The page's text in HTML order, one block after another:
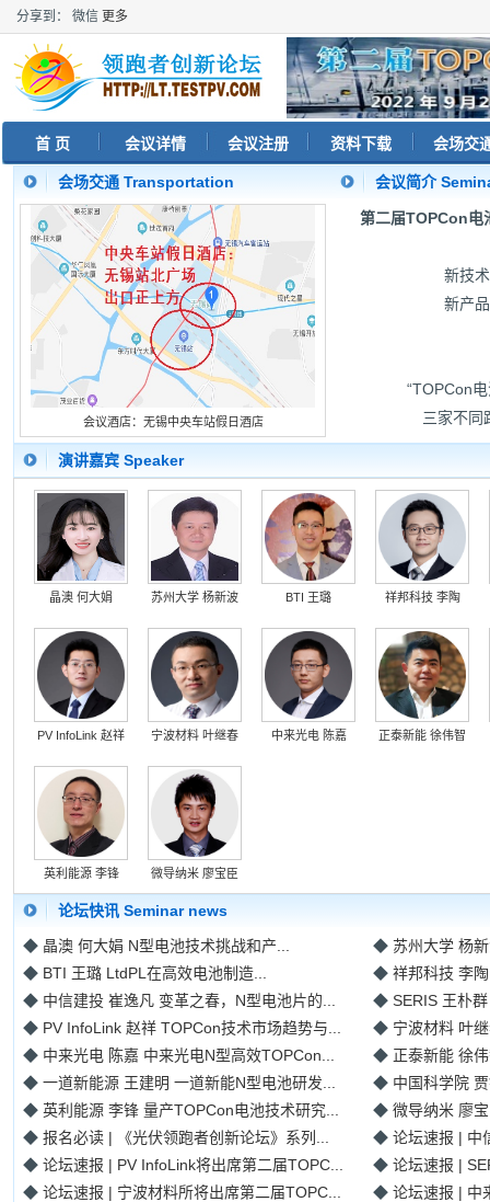
分享到： 微信 更多
首 页 会议详情 会议注册 资料下载 会场交
会场交通 Transportation 会议简介
会议酒店：无锡中央车站假日酒店
第二届TOPCon电
新技
新产
“TOPCon
三家不同
演讲嘉宾 Speaker
晶澳 何大娟 苏州大学 杨新波 BTI 王璐 祥邦科技 李陶
PV InfoLink 赵祥 宁波材料 叶继春 中来光电 陈嘉 正泰新能 徐伟智
英利能源 李锋 微导纳米 廖宝臣
论坛快讯 Seminar news
◆ 晶澳 何大娟 N型电池技术挑战和产... ◆ 苏州大学 杨
◆ BTI 王璐 LtdPL在高效电池制造... ◆ 祥邦科技 李
◆ 中信建投 崔逸凡 变革之春，N型电池片的... ◆ SERIS 王朴
◆ PV InfoLink 赵祥 TOPCon技术市场趋势与... ◆ 宁波材料 叶
◆ 中来光电 陈嘉 中来光电N型高效TOPCon... ◆ 正泰新能 徐
◆ 一道新能源 王建明 一道新能N型电池研发... ◆ 中国科学院
◆ 英利能源 李锋 量产TOPCon电池技术研究... ◆ 微导纳米 廖
◆ 报名必读 | 《光伏领跑者创新论坛》系列... ◆ 论坛速报 | 中
◆ 论坛速报 | PV InfoLink将出席第二届TOPC... ◆ 论坛速报 |
◆ 论坛速报 | 宁波材料所将出席第二届TOPC... ◆ 论坛速报 | 中